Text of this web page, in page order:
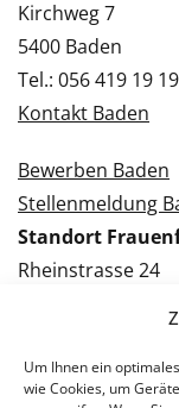
Um Ihnen ein
wie Cookies, um
Kirchweg 7
5400 Baden
Tel.: 056 419 19 19
Kontakt Baden
Bewerben Baden
Stellenmeldung
Standort
Rheinstrasse 24
Kontakt